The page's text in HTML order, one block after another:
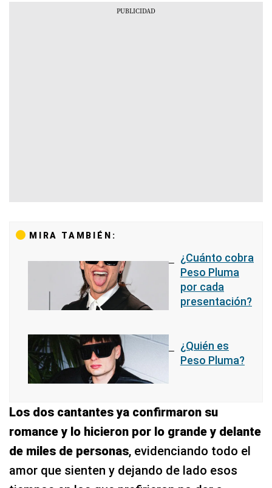
MIRA TAMBIÉN:
¿Cuánto cobra
Peso Pluma
por cada
presentación?
¿Quién es
Peso Pluma?
Los dos cantantes ya confirmaron su
romance y lo hicieron por lo grande y delante
de miles de personas, evidenciando todo el
amor que sienten y dejando de lado esos